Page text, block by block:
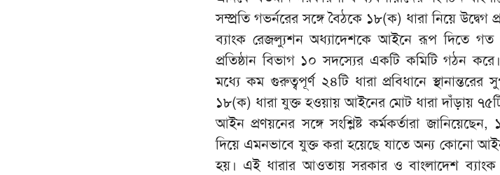
সম্প্রতি গভর্নরের সঙ্গে বৈঠকে ১৮(ক) ধারা নিয়ে উদ্বেগ
ব্যাংক রেজল্যুশন অধ্যাদেশকে আইনে রূপ দিতে গত ১
প্রতিষ্ঠান বিভাগ ১০ সদস্যের একটি কমিটি গঠন
মধ্যে কম গুরুত্বপূর্ণ ২৪টি ধারা প্রবিধানে
১৮(ক) ধারা যুক্ত হওয়ায় আইনের মোট ধারা দাঁড়ায়
আইন প্রণয়নের সঙ্গে সংশ্লিষ্ট কর্মকর্তারা
দিয়ে এমনভাবে যুক্ত করা হয়েছে যাতে অন্য কোনো
হয়। এই ধারার আওতায় সরকার ও বাংলাদেশ ব্যাংক